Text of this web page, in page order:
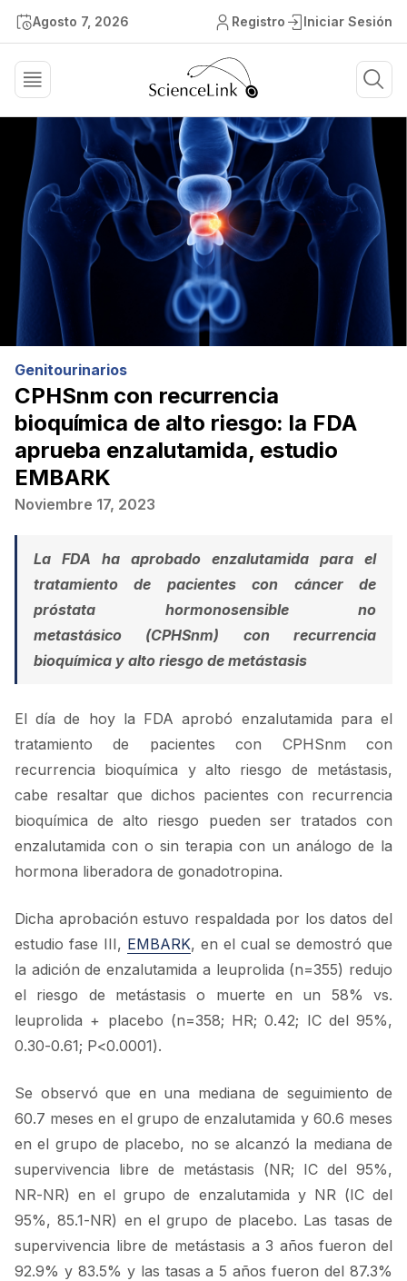
Agosto 7, 2026 Registro Iniciar Sesión
Genitourinarios
CPHSnm con recurrencia
bioquímica de alto riesgo: la FDA
aprueba enzalutamida, estudio
EMBARK
Noviembre 17, 2023
La FDA ha aprobado enzalutamida para el
tratamiento de pacientes con cáncer de
próstata hormonosensible no
metastásico (CPHSnm) con recurrencia
bioquímica y alto riesgo de metástasis
El día de hoy la FDA aprobó enzalutamida para el
tratamiento de pacientes con CPHSnm con
recurrencia bioquímica y alto riesgo de metástasis,
cabe resaltar que dichos pacientes con recurrencia
bioquímica de alto riesgo pueden ser tratados con
enzalutamida con o sin terapia con un análogo de la
hormona liberadora de gonadotropina.
Dicha aprobación estuvo respaldada por los datos del
estudio fase III, EMBARK, en el cual se demostró que
la adición de enzalutamida a leuprolida (n=355) redujo
el riesgo de metástasis o muerte en un 58% vs.
leuprolida + placebo (n=358; HR; 0.42; IC del 95%,
0.30-0.61; P<0.0001).
Se observó que en una mediana de seguimiento de
60.7 meses en el grupo de enzalutamida y 60.6 meses
en el grupo de placebo, no se alcanzó la mediana de
supervivencia libre de metástasis (NR; IC del 95%,
NR-NR) en el grupo de enzalutamida y NR (IC del
95%, 85.1-NR) en el grupo de placebo. Las tasas de
supervivencia libre de metástasis a 3 años fueron del
92.9% y 83.5% y las tasas a 5 años fueron del 87.3%